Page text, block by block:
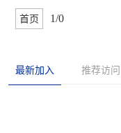
首页 1/0
最新加入 推荐访问